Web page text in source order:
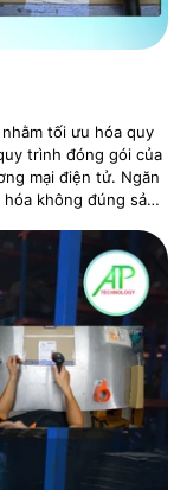
tối ưu hóa quy
trình đóng gói của
mại điện tử. Ngăn
không đúng sản